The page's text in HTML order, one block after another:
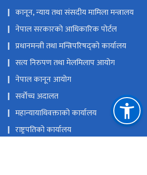
कानून, न्याय तथा संसदीय मामिला मन्त्रालय
नेपाल सरकारको आधिकारिक पोर्टल
प्रधानमन्त्री तथा मन्त्रिपरिषद्को कार्यालय
सत्य निरुपण तथा मेलमिलाप आयोग
नेपाल कानून आयोग
सर्वोच्च अदालत
महान्यायाधिवक्ताको कार्यालय
राष्ट्रपतिको कार्यालय